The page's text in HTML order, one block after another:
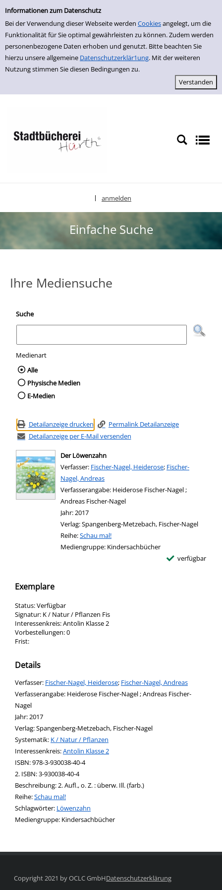
Einfache Suche
Informationen zum Datenschutz
Bei der Verwendung dieser Webseite werden Cookiesangelegt, um die
Funktionalität für Sie optimal gewährleisten zu können. Zudem werden
personenbezogene Daten erhoben und genutzt. Bitte beachten Sie
hierzu unsere allgemeine Datenschutzerklär1ung. Mit der weiteren
Nutzung stimmen Sie diesen Bedingungen zu.
zur Navigation springen
zum Inhalt springen
Zur Detailanzeige springen
anmelden
Einfache Suche
Ihre Mediensuche
Suche
Medienart
Wählen Sie die Medienart nach der Sie
Alle
Physische Medien
E-Medien
Detailanzeige drucken
Permalink Detailanzeige
Detailanzeige per E-Mail versenden
Der Löwenzahn
Verfasser: Suche nach diesem Verfasser
Fischer-Nagel, Heiderose; Fischer-
Nagel, Andreas
Verfasserangabe: Heiderose Fischer-Nagel ;
Andreas Fischer-Nagel
Jahr:2017
Verlag:Spangenberg-Metzebach, Fischer-Nagel
Reihe:Schau mal!
Mediengruppe: Kindersachbücher
verfügbar
Exemplare
Status:Verfügbar
Signatur: K / Natur / Pflanzen Fis
Interessenkreis:Antolin Klasse 2
Vorbestellungen:0
Frist:
Details
Verfasser: Suche nach diesem Verfasser
Fischer-Nagel, Heiderose; Fischer-Nagel, Andreas
Verfasserangabe: Heiderose Fischer-Nagel ; Andreas Fischer-
Nagel
Jahr:2017
Verlag:Spangenberg-Metzebach, Fischer-Nagel
opens in new tab
Diesen Link in neuem Tab öffnen
Systematik: Suche nach dieser Systematik
K / Natur / Pflanzen
Interessenkreis:Suche nach diesem Interessenskreis
Antolin Klasse 2
ISBN:978-3-930038-40-4
2. ISBN:3-930038-40-4
Beschreibung:2. Aufl., o. Z. : überw. Ill. (farb.)
Reihe:Schau mal!
Schlagwörter: Löwenzahn
Suche nach dieser Beteiligten Person
Mediengruppe: Kindersachbücher
Copyright 2021 by OCLC GmbHDatenschutzerklärung